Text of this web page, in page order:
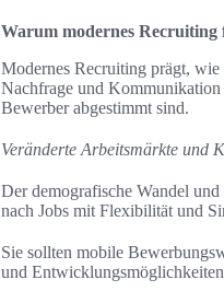
Warum modernes
Modernes Recruiting prägt,
Nachfrage und Kommunikation
Bewerber abgestimmt sind.
Veränderte Arbeitsmärkte und
Der demografische Wandel
nach Jobs mit Flexibilität und
Sie sollten mobile
und